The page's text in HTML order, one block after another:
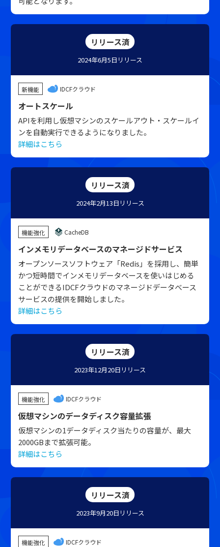
リリース済
2024年6月5日リリース
新機能 IDCFクラウド
オートスケール
APIを利用し仮想マシンのスケールアウト・スケールイ
ンを自動実行できるようになりました。
詳細はこちら
リリース済
2024年2月13日リリース
機能強化 CacheDB
インメモリデータベースのマネージドサービス
オープンソースソフトウェア「Redis」を採用し、簡単
かつ短時間でインメモリデータベースを使いはじめる
ことができるIDCFクラウドのマネージドデータべース
サービスの提供を開始しました。
詳細はこちら
リリース済
2023年12月20日リリース
機能強化 IDCFクラウド
仮想マシンのデータディスク容量拡張
仮想マシンの1データディスク当たりの容量が、最大
2000GBまで拡張可能。
詳細はこちら
リリース済
2023年9月20日リリース
機能強化 IDCFクラウド